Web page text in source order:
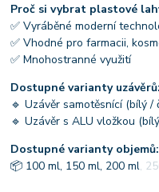
Proč si vybrat plastové
✅ Vyráběné moderní
✅ Vhodné pro farmacii,
✅ Mnohostranné využití
Dostupné varianty uzávěrů:
🔹 Uzávěr samotěsnící (bílý /
🔹 Uzávěr s ALU vložkou
Dostupné varianty objemů:
📦 100 ml, 150 ml, 200 ml,